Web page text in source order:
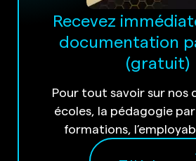
Recevez
documentation
(gratuit)
Pour tout savoir sur nos
écoles, la pédagogie
formations,